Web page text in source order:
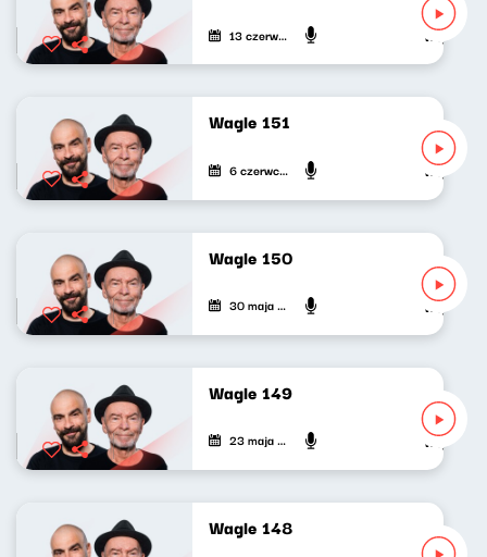
13 czerwca 2023 Wojciech
Wagle 151
6 czerwca 2023 Wojciech
Wagle 150
30 maja 2023 Wojciech
Wagle 149
23 maja 2023 Wojciech
Wagle 148